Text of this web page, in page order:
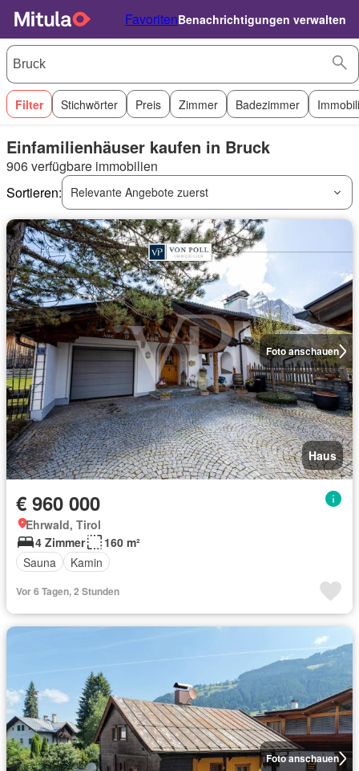
FavoritenBenachrichtigungen verwalten
Filter Stichwörter Preis Zimmer Badezimmer
Einfamilienhäuser kaufen in Bruck
906 verfügbare immobilien
Sortieren:
Relevante Angebote zuerst
Foto anschauen
Haus
€ 960 000
Ehrwald, Tirol
4 Zimmer
160 m²
Sauna
Kamin
Vor 6 Tagen, 2 Stunden
Foto anschauen